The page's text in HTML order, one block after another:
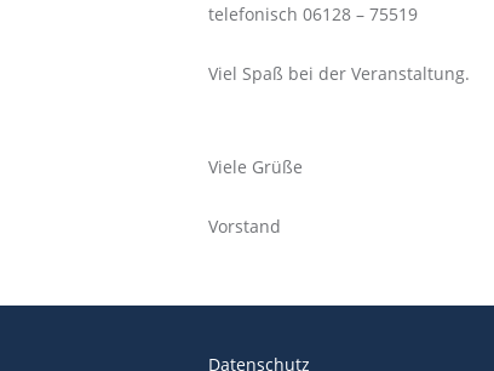
telefonisch 06128 – 75519
Viel Spaß bei der Veranstaltung.
Viele Grüße
Vorstand
Datenschutz